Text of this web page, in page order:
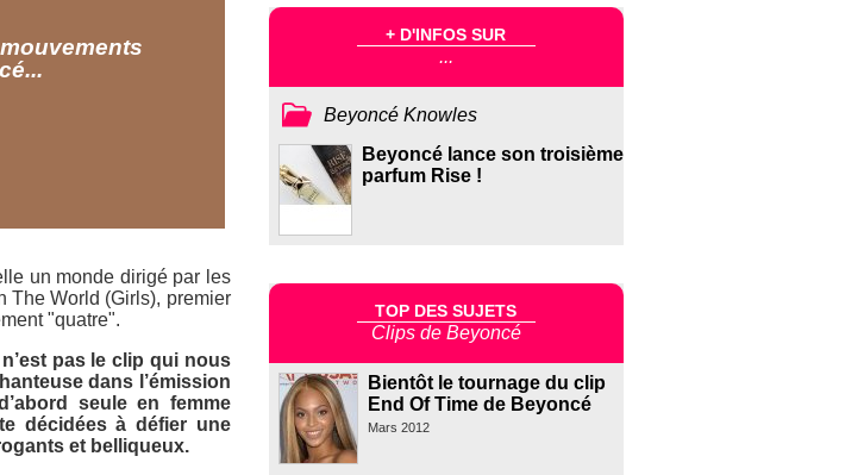
un monde dirigé par les
The World (Girls), premier
"quatre".
pas le clip qui nous
dans l’émission
seule en femme
décidées à défier une
et belliqueux.
+ D'INFOS SUR
...
Beyoncé Knowles
Beyoncé lance son troisième
parfum Rise !
TOP DES SUJETS
Clips de Beyoncé
Bientôt le tournage du clip
End Of Time de Beyoncé
Mars 2012